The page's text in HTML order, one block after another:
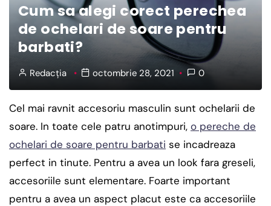
Cum sa alegi corect perechea
de ochelari de soare pentru
barbati?
Redacția octombrie 28, 2021 0
Cel mai ravnit accesoriu masculin sunt ochelarii de
soare. In toate cele patru anotimpuri, o pereche de
ochelari de soare pentru barbati se incadreaza
perfect in tinute. Pentru a avea un look fara greseli,
accesoriile sunt elementare. Foarte important
pentru a avea un aspect placut este ca accesoriile